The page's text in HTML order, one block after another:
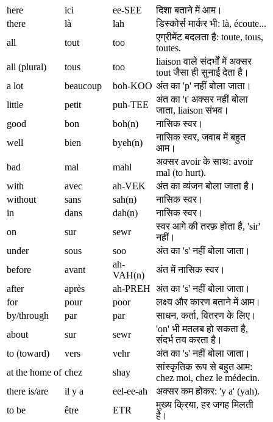
here
ici ee-SEE
दिशा बताने में आम।
there
là lah
डिस्कोर्स मार्कर भी: là, écoute...
all
tout too
एग्रीमेंट बदलता है: toute, tous,
toutes.
all (plural)
tous too
liaison वाले संदर्भों में अक्सर
tout जैसा ही सुनाई देता है।
a lot
beaucoup boh-KOO अंत का 'p' नहीं बोला जाता।
little
petit puh-TEE
अंत का 't' अक्सर नहीं बोला
जाता, liaison संभव।
good
bon boh(n)
नासिक स्वर।
well
bien byeh(n)
नासिक स्वर, जवाब में बहुत
आम।
bad
mal mahl
अक्सर avoir के साथ: avoir
mal (to hurt).
with
avec ah-VEK
अंत का व्यंजन बोला जाता है।
without
sans sah(n)
नासिक स्वर।
in
dans dah(n)
नासिक स्वर।
on
sur sewr
स्वर आगे की तरफ़ होता है, 'sir'
नहीं।
under
sous soo
अंत का 's' नहीं बोला जाता।
before
avant
ah-
VAH(n)
अंत में नासिक स्वर।
after
après ah-PREH अंत का 's' नहीं बोला जाता।
for
pour poor
लक्ष्य और कारण बताने में आम।
by/through
par par
साधन, कर्ता, वितरण के लिए।
about
sur sewr
'on' भी मतलब हो सकता है,
संदर्भ तय करता है।
to (toward)
vers vehr
अंत का 's' नहीं बोला जाता।
at the home of chez shay
सांस्कृतिक रूप से बहुत आम:
chez moi, chez le médecin.
there is/are
il y a eel-ee-ah
अक्सर कम होकर: 'y a' (yah).
to be
être ETR
मुख्य क्रिया, हर जगह मिलती
है।